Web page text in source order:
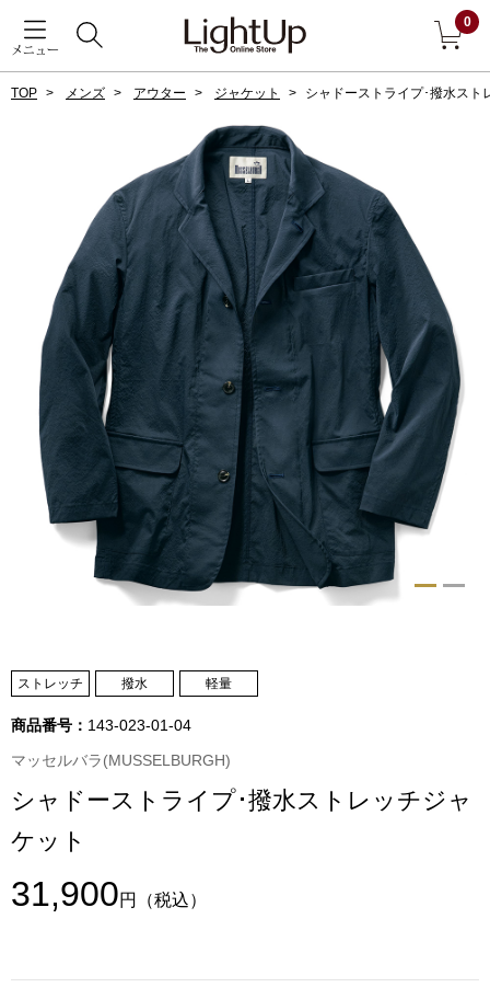
メニュー
0
すべて見る
ダーウェア
戻る
ジャケット
コート
ブルゾン
その他
トップス
Tシャツ／カッ
セーター／カ
TOP メンズ アウター ジャケット シャドーストライプ･撥水スト
ストレッチ 撥水 軽量
商品番号： 143-023-01-04
マッセルバラ(MUSSELBURGH)
シャドーストライプ･撥水ストレッチジャ
ケット
31,900円 （税込）